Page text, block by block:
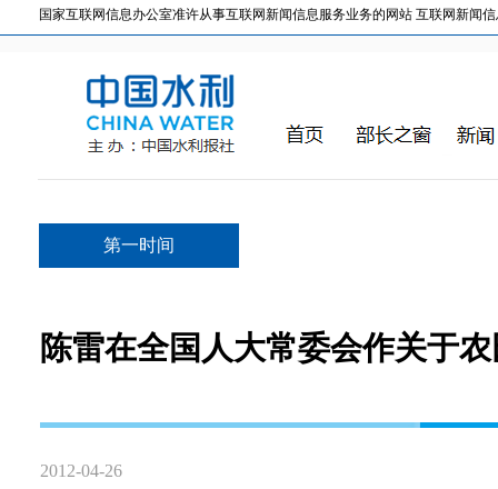
国家互联网信息办公室准许从事互联网新闻信息服务业务的网站 互联网新闻信
第一时间
陈雷在全国人大常委会作关于
2012-04-26